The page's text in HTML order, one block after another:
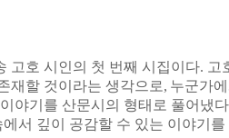
고호 시인의 첫 번째 시집이다. 고
재할 것이라는 생각으로, 누군가
야기를 산문시의 형태로 풀어냈다
서 깊이 공감할 수 있는 이야기를